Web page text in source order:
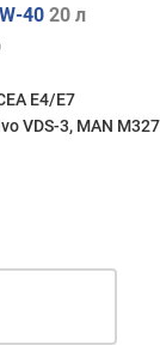
40 20 л
E4/E7
VDS-3, MAN